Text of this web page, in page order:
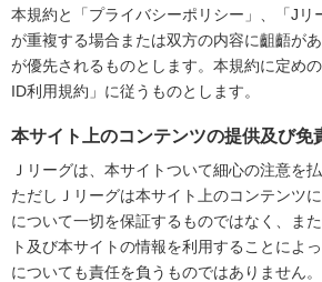
本規約と「プライバシーポリシー」、「Jリ
が重複する場合または双方の内容に齟齬が
が優先されるものとします。本規約に定め
ID利用規約」に従うものとします。
本サイト上のコンテンツの提供及び免
Ｊリーグは、本サイトついて細心の注意を
ただしＪリーグは本サイト上のコンテンツ
について一切を保証するものではなく、ま
ト及び本サイトの情報を利用することによ
についても責任を負うものではありません。